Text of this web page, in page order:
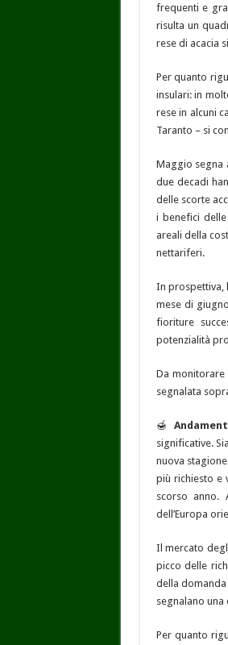
frequenti e
risulta un
rese di acacia
Per quanto
insulari: in
rese in alcuni
Taranto – si
Maggio segna
due decadi
delle scorte
i benefici
areali della
nettariferi.
In prospettiva,
mese di
fioriture
potenzialità
Da monitorare
segnalata
🍯
significative.
nuova
più richiesto e
scorso anno.
dell’Europa
Il mercato
picco delle
della
segnalano
Per quanto